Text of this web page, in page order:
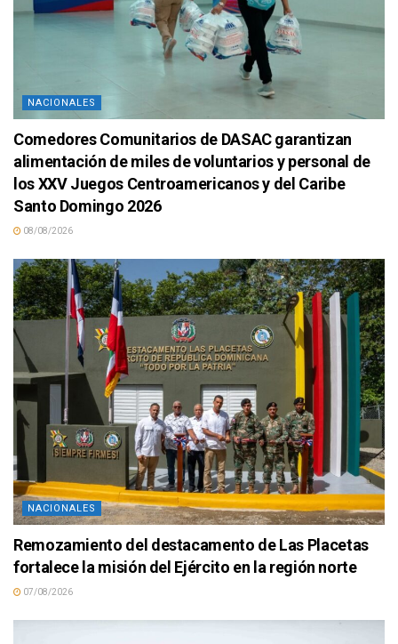
NACIONALES
Comedores Comunitarios de DASAC garantizan
alimentación de miles de voluntarios y personal de
los XXV Juegos Centroamericanos y del Caribe
Santo Domingo 2026
08/08/2026
NACIONALES
Remozamiento del destacamento de Las Placetas
fortalece la misión del Ejército en la región norte
07/08/2026